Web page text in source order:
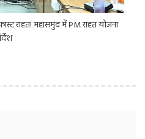
राहत! महासमुंद में PM राहत योजना